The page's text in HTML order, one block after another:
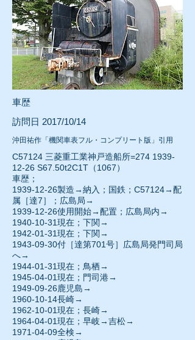
車歴
訪問日 2017/10/14
沖田祐作「機関車表フル・コンプリート版」引用
C57124 三菱重工業神戸造船所=274 1939-
12-26 S67.50t2C1T（1067）
車歴；
1939-12-26製造→納入；国鉄；C57124→配
属［達7］；広島局→
1939-12-26使用開始→配置；広島局内→
1940-10-31現在；下関→
1942-01-31現在；下関→
1943-09-30付［達第701号］広島局発門司局
へ→
1944-01-31現在；鳥栖→
1945-04-01現在；門司港→
1949-09-26鹿児島→
1960-10-14長崎→
1962-10-01現在；長崎→
1964-04-01現在；早岐→吉松→
1971-04-09全検→